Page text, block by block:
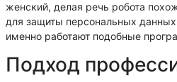
женский, делая речь робота
для защиты персональных
именно работают подобные
Подход